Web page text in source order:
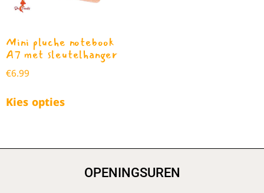
Mini pluche notebook
A7 met sleutelhanger
€6.99
Kies opties
OPENINGSUREN